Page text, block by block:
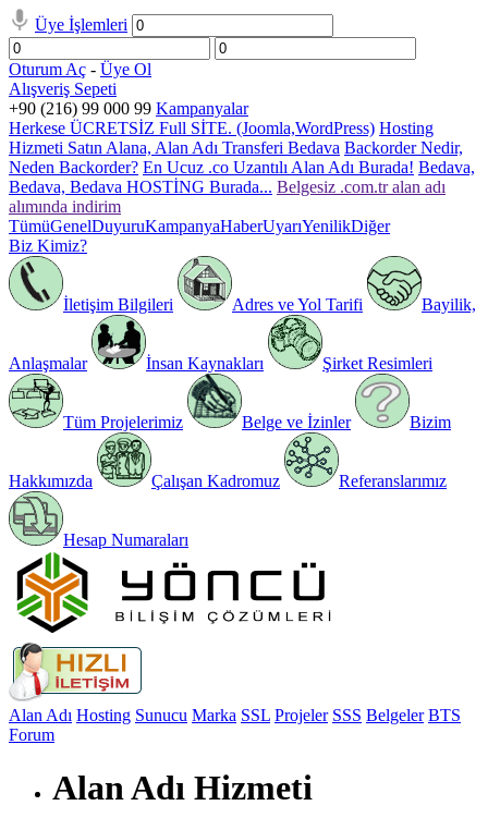
Üye İşlemleri
Oturum Aç - Üye Ol
Alışveriş Sepeti
+90 (216) 99 000 99 Kampanyalar
Herkese ÜCRETSİZ Full SİTE. (Joomla,WordPress) Hosting
Hizmeti Satın Alana, Alan Adı Transferi Bedava Backorder Nedir,
Neden Backorder? En Ucuz .co Uzantılı Alan Adı Burada! Bedava,
Bedava, Bedava HOSTİNG Burada... Belgesiz .com.tr alan adı
alımında indirim
TümüGenelDuyuruKampanyaHaberUyarıYenilikDiğer
Biz Kimiz?
İletişim Bilgileri Adres ve Yol Tarifi Bayilik,
Anlaşmalar İnsan Kaynakları Şirket Resimleri
Tüm Projelerimiz Belge ve İzinler Bizim
Hakkımızda Çalışan Kadromuz Referanslarımız
Hesap Numaraları
Alan Adı Hosting Sunucu Marka SSL Projeler SSS Belgeler BTS
Forum
Alan Adı Hizmeti